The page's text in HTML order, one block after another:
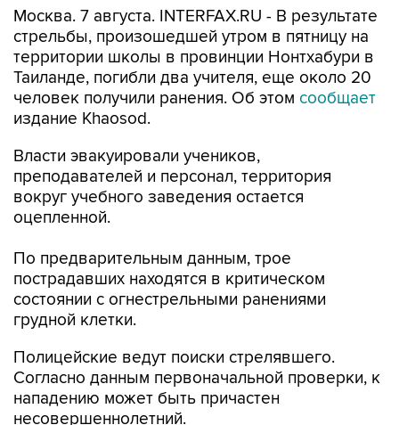
Москва. 7 августа. INTERFAX.RU - В результате
стрельбы, произошедшей утром в пятницу на
территории школы в провинции Нонтхабури в
Таиланде, погибли два учителя, еще около 20
человек получили ранения. Об этом сообщает
издание Khaosod.
Власти эвакуировали учеников,
преподавателей и персонал, территория
вокруг учебного заведения остается
оцепленной.
По предварительным данным, трое
пострадавших находятся в критическом
состоянии с огнестрельными ранениями
грудной клетки.
Полицейские ведут поиски стрелявшего.
Согласно данным первоначальной проверки, к
нападению может быть причастен
несовершеннолетний.